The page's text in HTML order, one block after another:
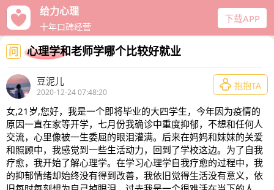
给力心理
十年口碑经营
下载APP
问 心理学和老师学哪个比较好就业
豆泥儿
2020-12-24 07:48:20
 抱抱TA
女,21岁,您好，我是一个即将毕业的大四学生，今年因为疫情的
原因一直在家等开学，七月份我确诊中重度抑郁，不想和任何人
交流，心里像被一生委屈的眼泪灌满。后来在妈妈和妹妹的关爱
和照顾中，我感觉到一些生活动力，回到了学校这边。为了自我
疗愈，我开始了解心理学。在学习心理学自我疗愈的过程中，我
的抑郁情绪却始终没有得到改善，我依旧觉得生活没有意义，依